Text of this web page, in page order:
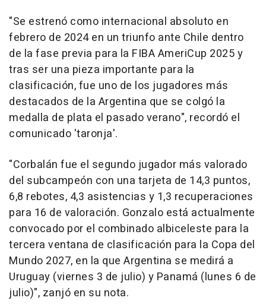
"Se estrenó como internacional absoluto en
febrero de 2024 en un triunfo ante Chile dentro
de la fase previa para la FIBA AmeriCup 2025 y
tras ser una pieza importante para la
clasificación, fue uno de los jugadores más
destacados de la Argentina que se colgó la
medalla de plata el pasado verano", recordó el
comunicado 'taronja'.
"Corbalán fue el segundo jugador más valorado
del subcampeón con una tarjeta de 14,3 puntos,
6,8 rebotes, 4,3 asistencias y 1,3 recuperaciones
para 16 de valoración. Gonzalo está actualmente
convocado por el combinado albiceleste para la
tercera ventana de clasificación para la Copa del
Mundo 2027, en la que Argentina se medirá a
Uruguay (viernes 3 de julio) y Panamá (lunes 6 de
julio)", zanjó en su nota.